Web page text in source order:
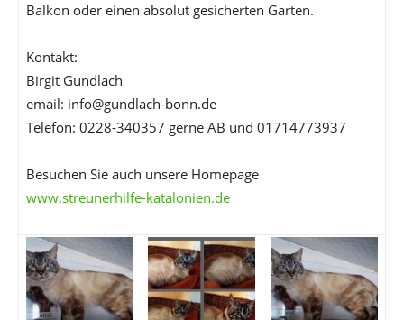
Balkon oder einen absolut gesicherten Garten.
Kontakt:
Birgit Gundlach
email: info@gundlach-bonn.de
Telefon: 0228-340357 gerne AB und 01714773937
Besuchen Sie auch unsere Homepage
www.streunerhilfe-katalonien.de